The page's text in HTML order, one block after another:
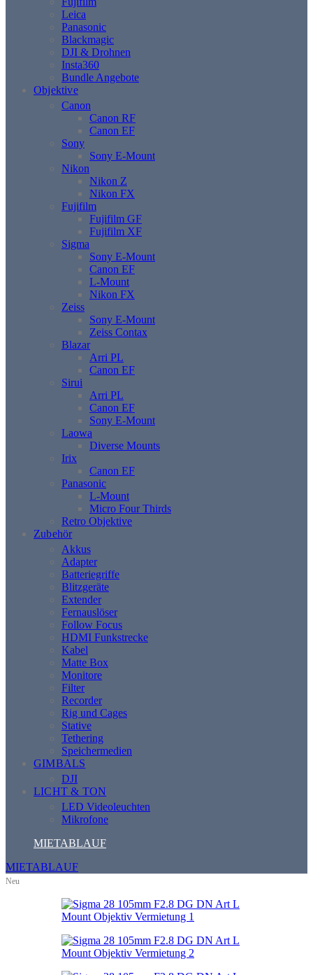
Leica
Panasonic
Blackmagic
DJI & Drohnen
Insta360
Bundle Angebote
Objektive
Canon
Canon RF
Canon EF
Sony
Sony E-Mount
Nikon
Nikon Z
Nikon FX
Fujifilm
Fujifilm GF
Fujifilm XF
Sigma
Sony E-Mount
Canon EF
L-Mount
Nikon FX
Zeiss
Sony E-Mount
Zeiss Contax
Blazar
Arri PL
Canon EF
Sirui
Arri PL
Canon EF
Sony E-Mount
Laowa
Diverse Mounts
Irix
Canon EF
Panasonic
L-Mount
Micro Four Thirds
Retro Objektive
Zubehör
Akkus
Adapter
Batteriegriffe
Blitzgeräte
Extender
Fernauslöser
Follow Focus
HDMI Funkstrecke
Kabel
Matte Box
Monitore
Filter
Recorder
Rig und Cages
Stative
Tethering
Speichermedien
GIMBALS
DJI
LICHT & TON
LED Videoleuchten
Mikrofone
MIETABLAUF
MIETABLAUF
Neu